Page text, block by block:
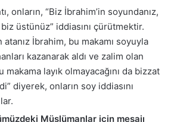
onların, “Biz İbrahim’in soyundanız,
biz üstünüz” iddiasını çürütmektir.
atanız İbrahim, bu makamı soyuyla
kazanarak aldı ve zalim olan
makama layık olmayacağını da bizzat
diyerek, onların soy iddiasını
Müslümanlar için mesajı